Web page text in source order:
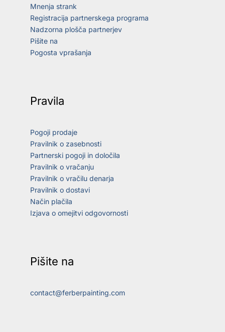
Mnenja strank
Registracija partnerskega programa
Nadzorna plošča partnerjev
Pišite na
Pogosta vprašanja
Pravila
Pogoji prodaje
Pravilnik o zasebnosti
Partnerski pogoji in določila
Pravilnik o vračanju
Pravilnik o vračilu denarja
Pravilnik o dostavi
Način plačila
Izjava o omejitvi odgovornosti
Pišite na
contact@ferberpainting.com